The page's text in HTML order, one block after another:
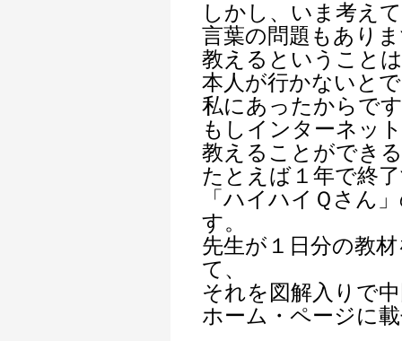
しかし、いま考え
言葉の問題もあり
教えるということは
本人が行かないと
私にあったからで
もしインターネッ
教えることができ
たとえば１年で終
「ハイハイＱさん
す。
先生が１日分の教
て、
それを図解入りで
ホーム・ページに